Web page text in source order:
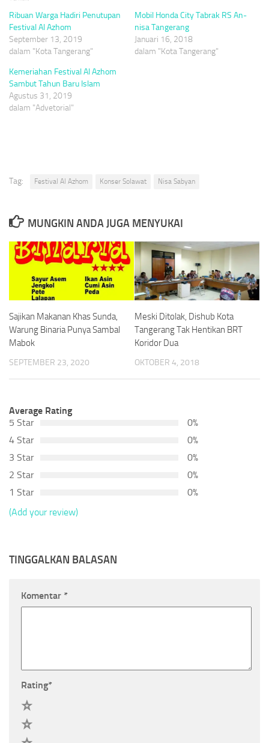
Ribuan Warga Hadiri Penutupan
Festival Al Azhom
September 13, 2019
dalam "Kota Tangerang"
Mobil Honda City Tabrak RS An-
nisa Tangerang
Januari 16, 2018
dalam "Kota Tangerang"
Kemeriahan Festival Al Azhom
Sambut Tahun Baru Islam
Agustus 31, 2019
dalam "Advetorial"
Tag: Festival Al Azhom Konser Solawat Nisa Sabyan
MUNGKIN ANDA JUGA MENYUKAI
Sajikan Makanan Khas Sunda,
Warung Binaria Punya Sambal
Mabok
SEPTEMBER 23, 2020
Meski Ditolak, Dishub Kota
Tangerang Tak Hentikan BRT
Koridor Dua
OKTOBER 4, 2018
Average Rating
5 Star
0%
4 Star
0%
3 Star
0%
2 Star
0%
1 Star
0%
(Add your review)
TINGGALKAN BALASAN
Komentar *
Rating*